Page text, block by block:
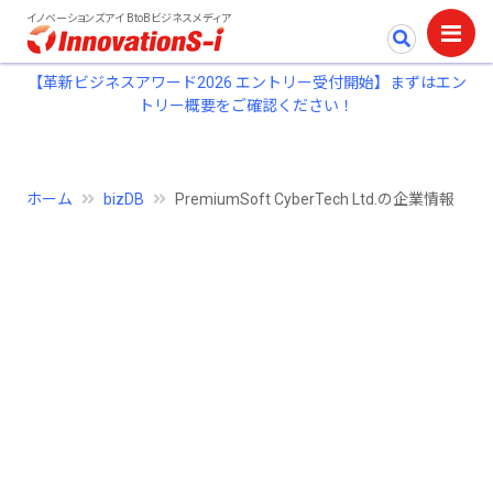
イノベーションズアイ BtoBビジネスメディア
【革新ビジネスアワード2026 エントリー受付開始】まずはエン
トリー概要をご確認ください！
ホーム bizDB PremiumSoft CyberTech Ltd.の企業情報